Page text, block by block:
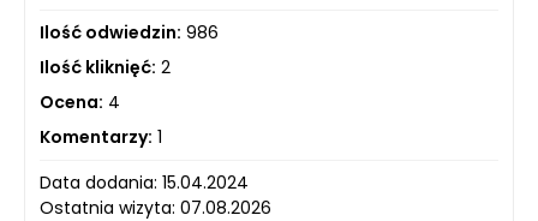
Ilość odwiedzin: 986
Ilość kliknięć: 2
Ocena: 4
Komentarzy: 1
Data dodania: 15.04.2024
Ostatnia wizyta: 07.08.2026